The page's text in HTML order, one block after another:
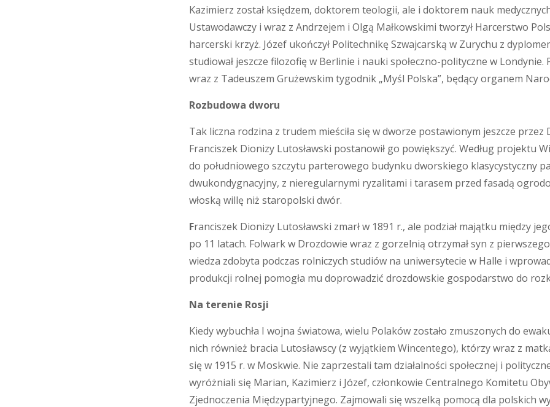
Kazimierz został księdzem, doktorem teologii, ale i doktorem nauk
Ustawodawczy i wraz z Andrzejem i Olgą Małkowskimi tworzył Harcerstwo
harcerski krzyż. Józef ukończył Politechnikę Szwajcarską w Zurychu z
studiował jeszcze filozofię w Berlinie i nauki społeczno-polityczne w Londynie.
wraz z Tadeuszem Grużewskim tygodnik „Myśl Polska”, będący organem
Rozbudowa dworu
Tak liczna rodzina z trudem mieściła się w dworze postawionym jeszcze przez
Franciszek Dionizy Lutosławski postanowił go powiększyć. Według projektu
do południowego szczytu parterowego budynku dworskiego klasycystyczny
dwukondygnacyjny, z nieregularnymi ryzalitami i tarasem przed fasadą
włoską willę niż staropolski dwór.
Franciszek Dionizy Lutosławski zmarł w 1891 r., ale podział majątku między
po 11 latach. Folwark w Drozdowie wraz z gorzelnią otrzymał syn z pierwszego
wiedza zdobyta podczas rolniczych studiów na uniwersytecie w Halle i
produkcji rolnej pomogła mu doprowadzić drozdowskie gospodarstwo do
Na terenie Rosji
Kiedy wybuchła I wojna ­światowa, wielu Polaków zostało ­zmuszonych do
nich również bracia Lutosławscy (z wyjątkiem Wincentego), którzy wraz z
się w 1915 r. w Moskwie. Nie zaprzestali tam działalności społecznej i
wyróżniali się Marian, Kazimierz i Józef, członkowie Centralnego Komitetu
Zjednoczenia Międzypartyjnego. Zajmowali się wszelką pomocą dla polskich